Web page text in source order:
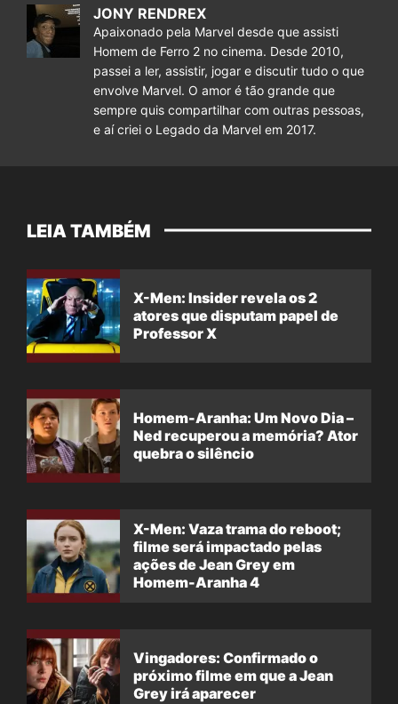
JONY RENDREX
Apaixonado pela Marvel desde que assisti
Homem de Ferro 2 no cinema. Desde 2010,
passei a ler, assistir, jogar e discutir tudo o que
envolve Marvel. O amor é tão grande que
sempre quis compartilhar com outras pessoas,
e aí criei o Legado da Marvel em 2017.
LEIA TAMBÉM
X-Men: Insider revela os 2
atores que disputam papel de
Professor X
Homem-Aranha: Um Novo Dia –
Ned recuperou a memória? Ator
quebra o silêncio
X-Men: Vaza trama do reboot;
filme será impactado pelas
ações de Jean Grey em
Homem-Aranha 4
Vingadores: Confirmado o
próximo filme em que a Jean
Grey irá aparecer